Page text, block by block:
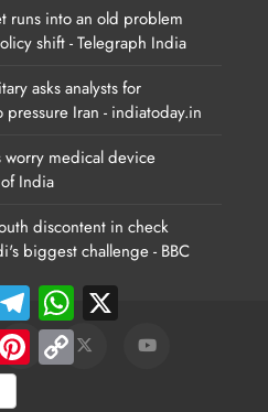
runs into an old problem
shift - Telegraph India
asks analysts for
Iran - indiatoday.in
worry medical device
India
discontent in check
biggest challenge - BBC
TelegramWhatsApp
PinterestCopy
Link